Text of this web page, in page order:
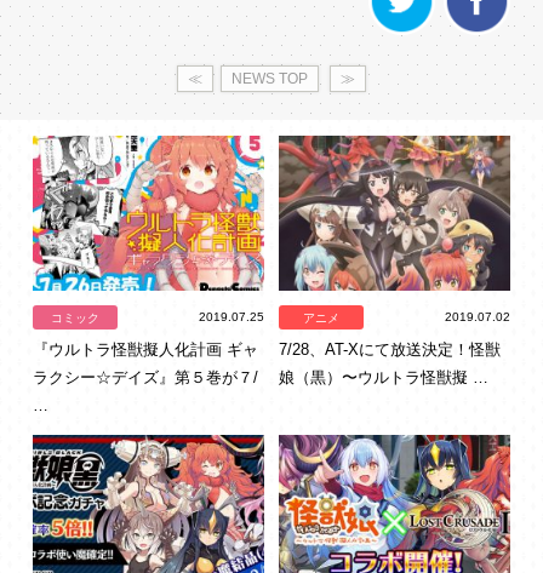
≪ NEWS TOP ≫
コミック 2019.07.25
『ウルトラ怪獣擬人化計画 ギャ
ラクシー☆デイズ』第５巻が７/
…
アニメ 2019.07.02
7/28、AT-Xにて放送決定！怪獣
娘（黒）〜ウルトラ怪獣擬 …